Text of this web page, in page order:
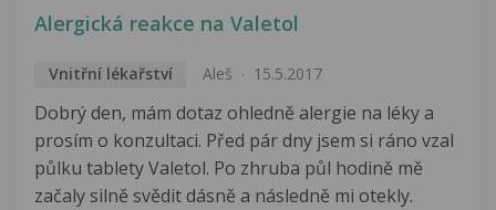
Alergická reakce na Valetol
Vnitřní lékařství Aleš 15.5.2017
Dobrý den, mám dotaz ohledně alergie na léky a
prosím o konzultaci. Před pár dny jsem si ráno vzal
půlku tablety Valetol. Po zhruba půl hodině mě
začaly silně svědit dásně a následně mi otekly.